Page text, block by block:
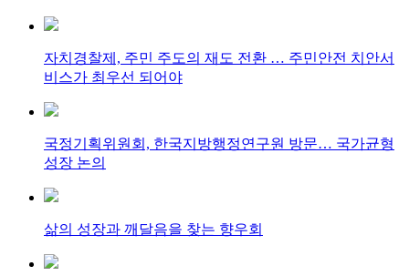
자치경찰제, 주민 주도의 재도 전환 … 주민안전 치안서
비스가 최우선 되어야
국정기획위원회, 한국지방행정연구원 방문… 국가균형
성장 논의
삶의 성장과 깨달음을 찾는 향우회